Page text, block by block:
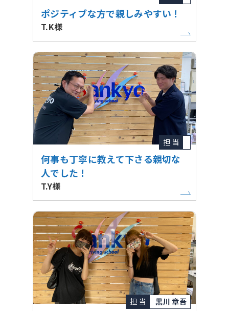
ポジティブな方で親しみやすい！
T.K様
担 当
何事も丁寧に教えて下さる親切な
人でした！
T.Y様
担 当 黒川 章吾